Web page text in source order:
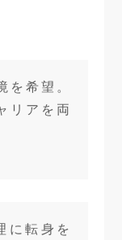
を希望。
リアを両
に転身を